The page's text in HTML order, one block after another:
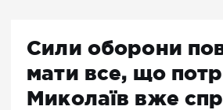
Сили оборони
мати все, що
Миколаїв вже